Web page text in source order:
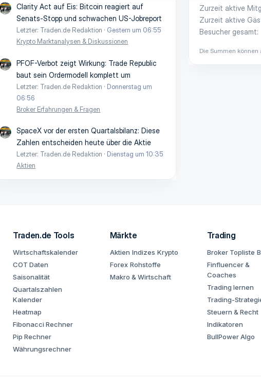
Clarity Act auf Eis: Bitcoin reagiert auf
Senats-Stopp und schwachen US-Jobreport
Letzter: Traden.de Redaktion
Gestern um 06:55
Krypto Marktanalysen & Diskussionen
PFOF-Verbot zeigt Wirkung: Trade Republic
baut sein Ordermodell komplett um
Letzter: Traden.de Redaktion
Donnerstag um
06:56
Broker Erfahrungen & Fragen
SpaceX vor der ersten Quartalsbilanz: Diese
Zahlen entscheiden heute über die Aktie
Letzter: Traden.de Redaktion
Dienstag um 10:35
Aktien
Zurzeit aktive
Zurzeit aktive
Besucher gesamt
Die Summen können
Traden.de Tools
Wirtschaftskalender
COT Daten
Saisonalität
Quartalszahlen
Kalender
Heatmap
Fibonacci Rechner
Pip Rechner
Währungsrechner
Märkte
Aktien Indizes Krypto
Forex Rohstoffe
Makro & Wirtschaft
Trading
Broker Topliste
Finfluencer &
Coaches
Trading lernen
Trading-
Steuern & Recht
Indikatoren
BullPower Algo